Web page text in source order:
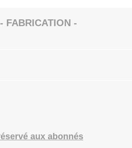
FABRICATION -
aux abonnés